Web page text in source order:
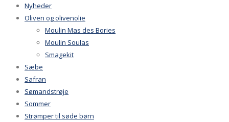
Nyheder
Oliven og olivenolie
Moulin Mas des Bories
Moulin Soulas
Smagekit
Sæbe
Safran
Sømandstrøje
Sommer
Strømper til søde børn